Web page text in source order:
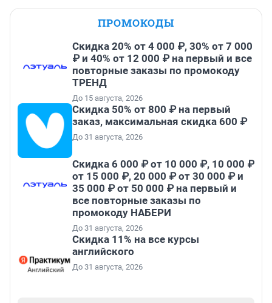
ПРОМОКОДЫ
Скидка 20% от 4 000 ₽, 30% от 7 000
₽ и 40% от 12 000 ₽ на первый и все
повторные заказы по промокоду
ТРЕНД
До 15 августа, 2026
Скидка 50% от 800 ₽ на первый
заказ, максимальная скидка 600 ₽
До 31 августа, 2026
Скидка 6 000 ₽ от 10 000 ₽, 10 000 ₽
от 15 000 ₽, 20 000 ₽ от 30 000 ₽ и
35 000 ₽ от 50 000 ₽ на первый и
все повторные заказы по
промокоду НАБЕРИ
До 31 августа, 2026
Скидка 11% на все курсы
английского
До 31 августа, 2026